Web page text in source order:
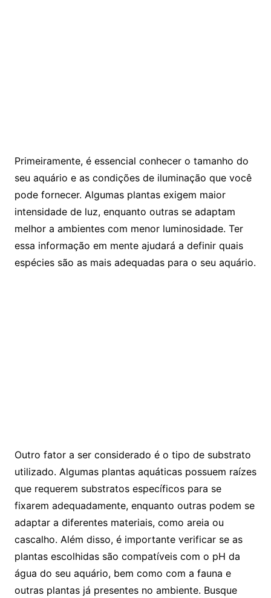
Primeiramente, ⁤é essencial conhecer⁢ o ⁤tamanho do
seu‌ aquário ⁣e as condições de iluminação que você
pode fornecer. Algumas plantas exigem maior
⁣intensidade de luz, enquanto outras se adaptam
melhor a ambientes com menor luminosidade. Ter
essa informação‌ em mente ⁢ajudará​ a definir quais
espécies são‌ as mais adequadas para o seu aquário.
Outro fator ⁢a ‌ser considerado é o tipo ⁤de substrato
utilizado. Algumas plantas‌ aquáticas possuem raízes
que‍ requerem substratos específicos para se
fixarem adequadamente, enquanto outras podem se
adaptar a ⁣diferentes materiais, como areia ou
cascalho. Além disso, é importante verificar‍ se as
plantas⁣ escolhidas são compatíveis com o⁢ pH da
água do seu aquário,‌ bem como com a fauna ⁣e
outras plantas já presentes no ambiente. Busque⁢